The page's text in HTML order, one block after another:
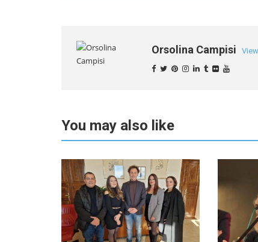
Orsolina Campisi
You may also like